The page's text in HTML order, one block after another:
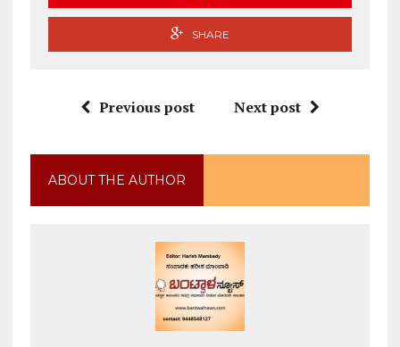
SHARE
Previous post Next post
ABOUT THE AUTHOR